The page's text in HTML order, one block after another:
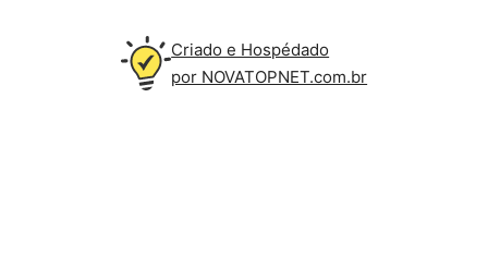
Criado e Hospédado
por NOVATOPNET.com.br